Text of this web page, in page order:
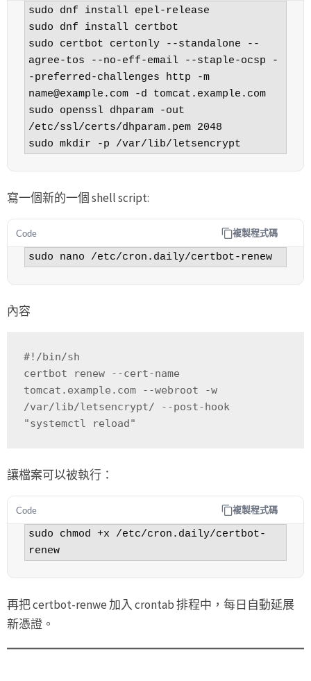
sudo dnf install epel-release
sudo dnf install certbot
sudo certbot certonly --standalone --
agree-tos --no-eff-email --staple-ocsp -
name@example.com -d tomcat.example.com
sudo openssl dhparam -out
/etc/ssl/certs/dhparam.pem 2048
sudo mkdir -p /var/lib/letsencrypt
寫一個新的一個 shell script:
Code 複製程式碼
sudo nano /etc/cron.daily/certbot-renew
內容
#!/bin/sh
certbot renew --cert-name
tomcat.example.com --webroot -w
/var/lib/letsencrypt/ --post-hook
"systemctl reload"
讓檔案可以被執行：
Code 複製程式碼
sudo chmod +x /etc/cron.daily/certbot-
renew
再把 certbot-renwe 加入 crontab 排程中，每日自動延展
新憑證。